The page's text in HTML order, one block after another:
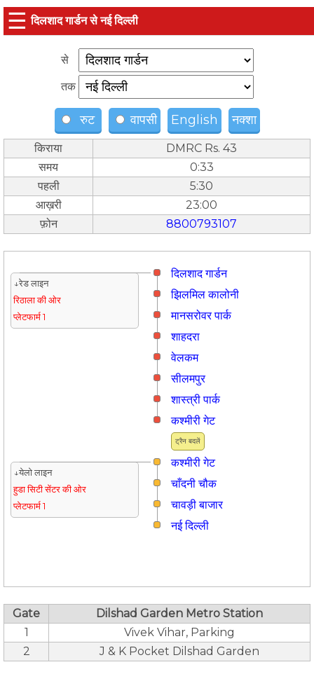
☰ दिलशाद गार्डन से नई दिल्ली
से
तक
रुट वापसी English नक्शा
किराया
DMRC Rs. 43
समय
0:33
पहली
5:30
आख़री
23:00
फ़ोन
8800793107
दिलशाद गार्डन
↓रेड लाइन
रिठाला की ओर
प्लेटफार्म 1
झिलमिल कालोनी
मानसरोवर पार्क
शाहदरा
वेलकम
सीलमपुर
शास्त्री पार्क
ट्रैन बदलें
कश्मीरी गेट
कश्मीरी गेट
↓येलो लाइन
हुडा सिटी सेंटर की ओर
प्लेटफार्म 1
चाँदनी चौक
चावड़ी बाजार
नई दिल्ली
Gate
Dilshad Garden Metro Station
1
Vivek Vihar, Parking
2
J & K Pocket Dilshad Garden